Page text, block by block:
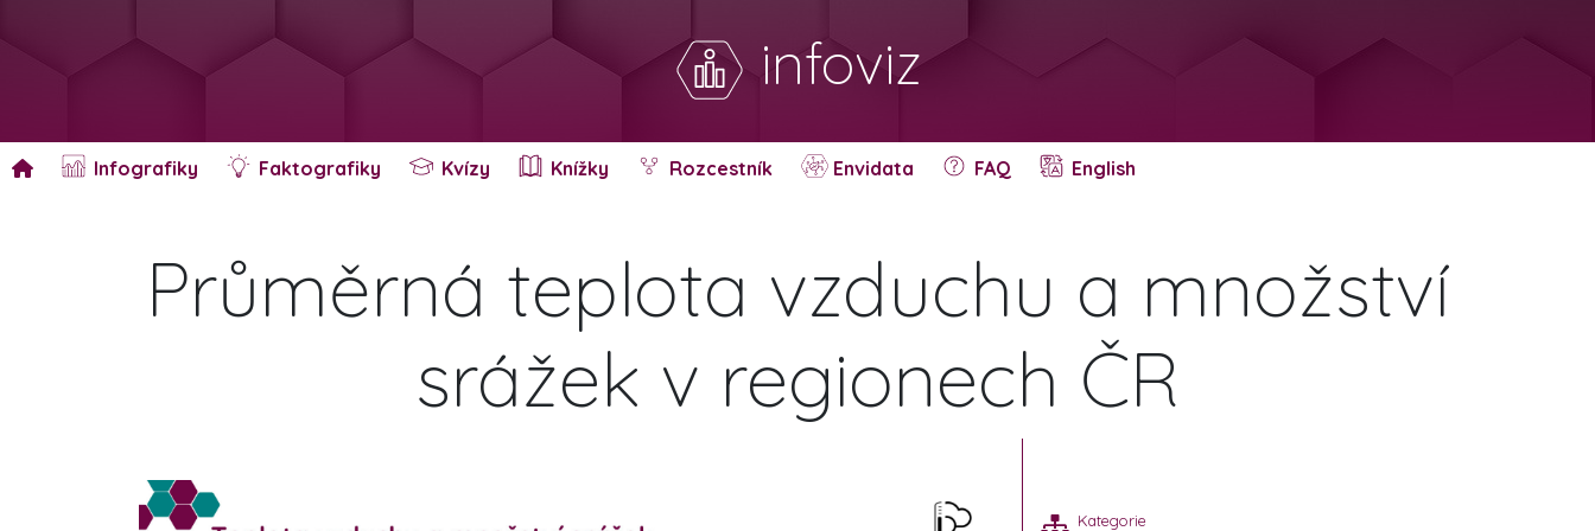
infoviz
Infografiky Faktografiky Kvízy Knížky Rozcestník Envidata FAQ English
Průměrná teplota vzduchu a množství
srážek v regionech ČR
Kategorie